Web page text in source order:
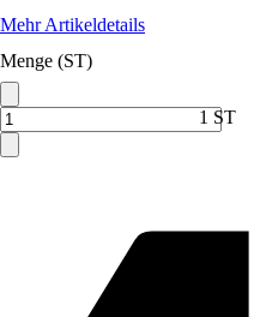
Mehr Artikeldetails
Menge (ST)
1 ST